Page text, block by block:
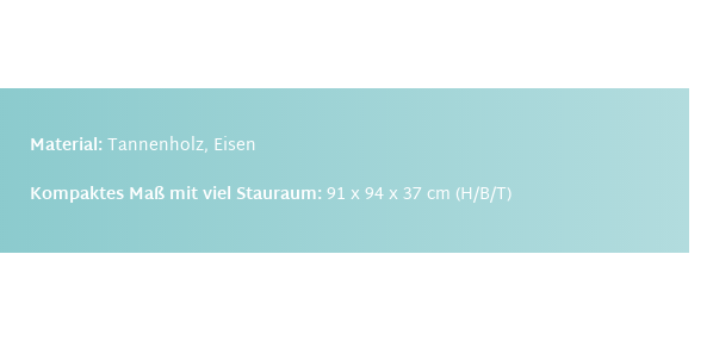
Material: Tannenholz, Eisen
Kompaktes Maß mit viel Stauraum: 91 x 94 x 37 cm (H/B/T)